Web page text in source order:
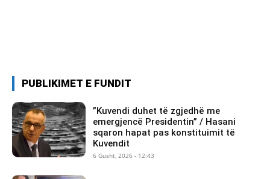
PUBLIKIMET E FUNDIT
​”Kuvendi duhet të zgjedhë me
emergjencë Presidentin” / Hasani
sqaron hapat pas konstituimit të
Kuvendit
6 Gusht, 2026 - 12:43